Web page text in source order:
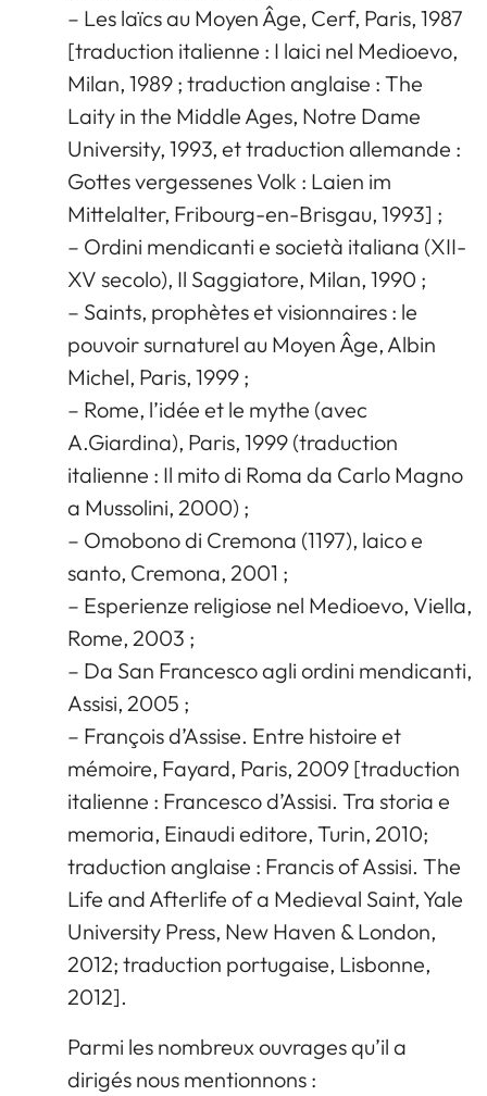
– Les laïcs au Moyen Âge, Cerf, Paris, 1987
[traduction italienne : I laici nel Medioevo,
Milan, 1989 ; traduction anglaise : The
Laity in the Middle Ages, Notre Dame
University, 1993, et traduction allemande :
Gottes vergessenes Volk : Laien im
Mittelalter, Fribourg-en-Brisgau, 1993] ;
– Ordini mendicanti e società italiana (XII-
XV secolo), Il Saggiatore, Milan, 1990 ;
– Saints, prophètes et visionnaires : le
pouvoir surnaturel au Moyen Âge, Albin
Michel, Paris, 1999 ;
– Rome, l’idée et le mythe (avec
A.Giardina), Paris, 1999 (traduction
italienne : Il mito di Roma da Carlo Magno
a Mussolini, 2000) ;
– Omobono di Cremona (1197), laico e
santo, Cremona, 2001 ;
– Esperienze religiose nel Medioevo, Viella,
Rome, 2003 ;
– Da San Francesco agli ordini mendicanti,
Assisi, 2005 ;
– François d’Assise. Entre histoire et
mémoire, Fayard, Paris, 2009 [traduction
italienne : Francesco d’Assisi. Tra storia e
memoria, Einaudi editore, Turin, 2010;
traduction anglaise : Francis of Assisi. The
Life and Afterlife of a Medieval Saint, Yale
University Press, New Haven & London,
2012; traduction portugaise, Lisbonne,
2012].
Parmi les nombreux ouvrages qu’il a
dirigés nous mentionnons :